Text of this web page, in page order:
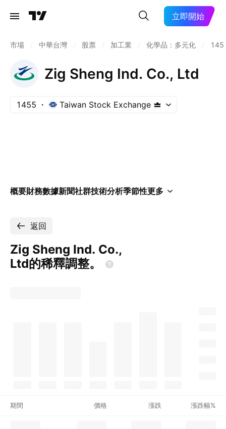
立即開始
市場 中華台灣 股票 加工業 化學品：多元化
Zig Sheng Ind. Co., Ltd
1455 Taiwan Stock Exchange
概要財務數據新聞社群技術分析季節性更多
返回
Zig Sheng Ind. Co.,
Ltd的稀釋調整。
期間 價格 漲跌 漲跌幅%